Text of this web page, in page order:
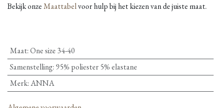
Bekijk onzeMaattabelvoor hulp bij het kiezen van de juiste maat.
Maat:One size 34-40
Samenstelling:95% poliester 5% elastane
Merk:ANNA